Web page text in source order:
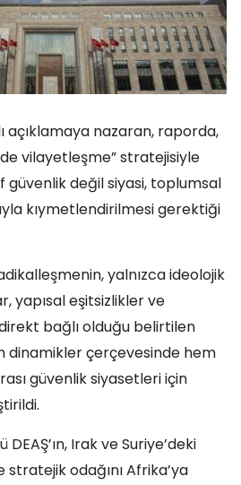
açıklamaya nazaran, raporda,
vilayetleşme” stratejisiyle
güvenlik değil siyasi, toplumsal
kıymetlendirilmesi gerektiği
yalnızca ideolojik
yapısal eşitsizlikler ve
bağlı olduğu belirtilen
dinamikler çerçevesinde hem
güvenlik siyasetleri için
Irak ve Suriye’deki
stratejik odağını Afrika’ya